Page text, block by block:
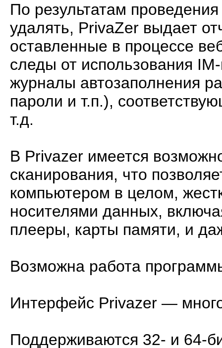
По результатам
удалять, PrivaZer выдает
оставленные в процессе
следы от использования
журналы автозаполнения
пароли и т.п.),
т.д.
В Privazer имеется
сканирования, что
компьютером в целом,
носителями данных,
плееры, карты памяти, и
Возможна работа
Интерфейс Privazer —
Поддерживаются 32- и 64-